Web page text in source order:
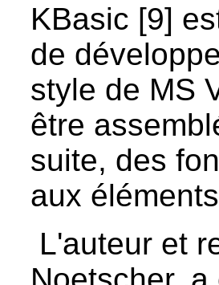
KBasic [9]
de
style de MS
être
suite, des
aux
L'auteur et